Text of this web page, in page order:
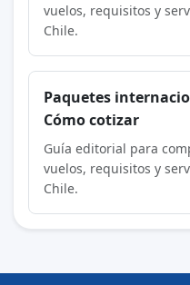
vuelos, requisitos y
Chile.
Paquetes
Cómo cotizar
Guía editorial para
vuelos, requisitos y
Chile.